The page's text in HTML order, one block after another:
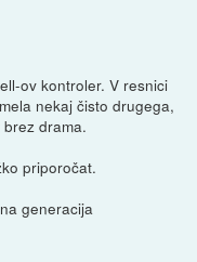
ov kontroler. V resnici
nekaj čisto drugega,
drama.
priporočat.
generacija